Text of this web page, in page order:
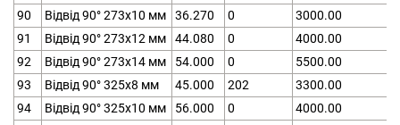
90
Відвід 90° 273х10 мм 36.270 0
3000.00
91
Відвід 90° 273х12 мм 44.080 0
4000.00
92
Відвід 90° 273х14 мм 54.000 0
5500.00
93
Відвід 90° 325х8 мм 45.000 202
3300.00
94
Відвід 90° 325х10 мм 56.000 0
4000.00